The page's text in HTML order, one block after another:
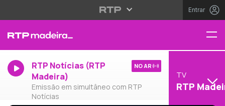
Entrar
RTP Notícias (RTP
Madeira)
Emissão em simultâneo com RTP
Notícias
NO AR
TV
RTP